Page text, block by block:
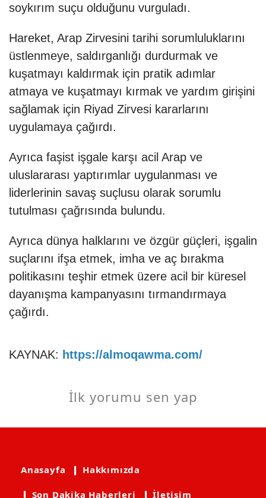
soykırım suçu olduğunu vurguladı.
Hareket, Arap Zirvesini tarihi sorumluluklarını
üstlenmeye, saldırganlığı durdurmak ve
kuşatmayı kaldırmak için pratik adımlar
atmaya ve kuşatmayı kırmak ve yardım girişini
sağlamak için Riyad Zirvesi kararlarını
uygulamaya çağırdı.
Ayrıca faşist işgale karşı acil Arap ve
uluslararası yaptırımlar uygulanması ve
liderlerinin savaş suçlusu olarak sorumlu
tutulması çağrısında bulundu.
Ayrıca dünya halklarını ve özgür güçleri, işgalin
suçlarını ifşa etmek, imha ve aç bırakma
politikasını teşhir etmek üzere acil bir küresel
dayanışma kampanyasını tırmandırmaya
çağırdı.
KAYNAK: https://almoqawma.com/
İlk yorumu sen yap
Anasayfa ❙ Hakkımızda
❙ Son Dakika Haberleri ❙ İletişim